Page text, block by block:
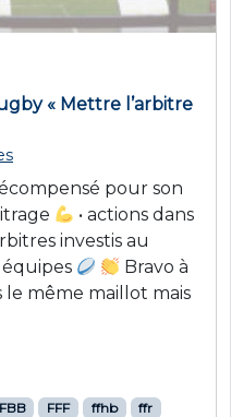
« Mettre l’arbitre
pour son
• actions dans
investis au
Bravo à
le même maillot mais
FFF ffhb
ffr